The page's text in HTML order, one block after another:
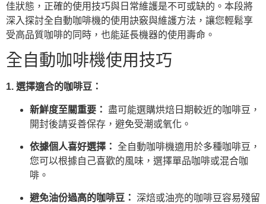
佳狀態，正確的使用技巧與日常維護是不可或缺的。本段將
深入探討全自動咖啡機的使用訣竅與維護方法，讓您輕鬆享
受高品質咖啡的同時，也能延長機器的使用壽命。
全自動咖啡機使用技巧
1. 選擇適合的咖啡豆：
新鮮度至關重要： 盡可能選購烘焙日期較近的咖啡豆，
開封後請妥善保存，避免受潮或氧化。
依據個人喜好選擇： 全自動咖啡機適用於多種咖啡豆，
您可以根據自己喜歡的風味，選擇單品咖啡或混合咖
啡。
避免油份過高的咖啡豆： 深焙或油亮的咖啡豆容易殘留